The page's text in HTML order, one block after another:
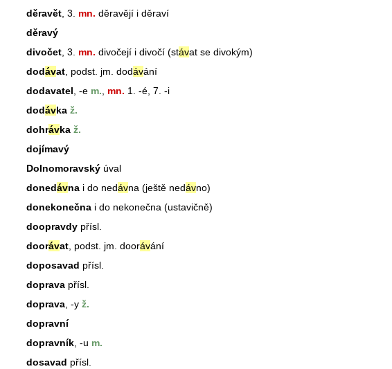
děravět , 3. mn. děravějí i děraví
děravý
divočet , 3. mn. divočejí i divočí (stávat se divokým)
dodávat , podst. jm. dodávání
dodavatel , -e m. mn. 1. -é, 7. -i
dodávka ž.
dohrávka ž.
dojímavý
Dolnomoravský úval
donedávna i do nedávna (ještě nedávno)
donekonečna i do nekonečna (ustavičně)
doopravdy přísl.
doorávat , podst. jm. doorávání
doposavad přísl.
doprava přísl.
doprava , -y ž.
dopravní
dopravník , -u m.
dosavad přísl.